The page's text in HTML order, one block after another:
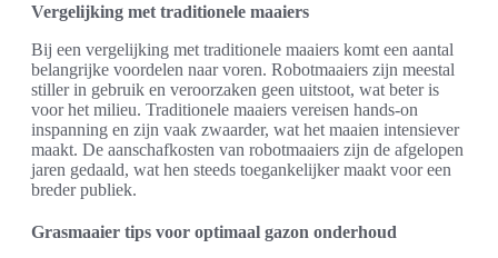
Vergelijking met traditionele maaiers
Bij een vergelijking met traditionele maaiers komt een aantal
belangrijke voordelen naar voren. Robotmaaiers zijn meestal
stiller in gebruik en veroorzaken geen uitstoot, wat beter is
voor het milieu. Traditionele maaiers vereisen hands-on
inspanning en zijn vaak zwaarder, wat het maaien intensiever
maakt. De aanschafkosten van robotmaaiers zijn de afgelopen
jaren gedaald, wat hen steeds toegankelijker maakt voor een
breder publiek.
Grasmaaier tips voor optimaal gazon onderhoud